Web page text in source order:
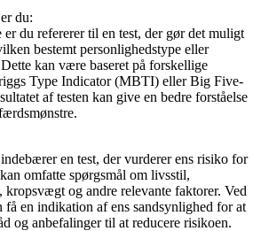
du:
du refererer til en test, der gør det muligt
bestemt personlighedstype eller
kan være baseret på forskellige
Type Indicator (MBTI) eller Big Five-
af testen kan give en bedre forståelse
en test, der vurderer ens risiko for
omfatte spørgsmål om livsstil,
og andre relevante faktorer. Ved
få en indikation af ens sandsynlighed for at
og anbefalinger til at reducere risikoen.